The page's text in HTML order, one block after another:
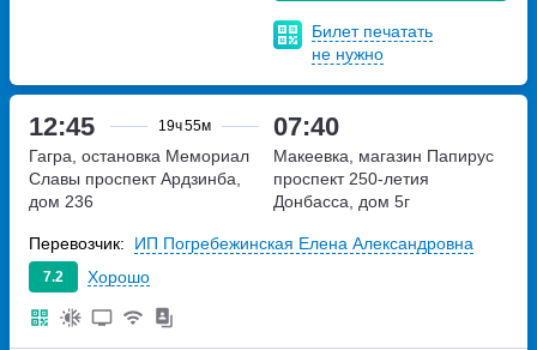
Билет печатать
не нужно
12:45 19ч55м 07:40
Гагра, остановка Мемориал
Славы проспект Ардзинба,
дом 236
Макеевка, магазин Папирус
проспект 250-летия
Донбасса, дом 5г
7.2 Хорошо
Перевозчик: ИП Погребежинская Елена Александровна